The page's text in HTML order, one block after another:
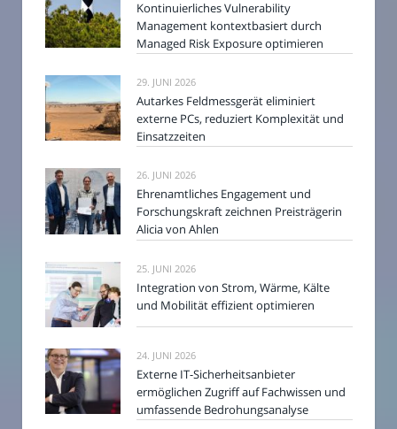
Kontinuierliches Vulnerability
Management kontextbasiert durch
Managed Risk Exposure optimieren
29. JUNI 2026
Autarkes Feldmessgerät eliminiert
externe PCs, reduziert Komplexität und
Einsatzzeiten
26. JUNI 2026
Ehrenamtliches Engagement und
Forschungskraft zeichnen Preisträgerin
Alicia von Ahlen
25. JUNI 2026
Integration von Strom, Wärme, Kälte
und Mobilität effizient optimieren
24. JUNI 2026
Externe IT-Sicherheitsanbieter
ermöglichen Zugriff auf Fachwissen und
umfassende Bedrohungsanalyse